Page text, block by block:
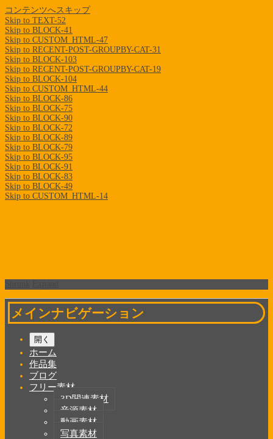
コンテンツへスキップ
Skip to TEXT-52
Skip to BLOCK-41
Skip to CUSTOM_HTML-47
Skip to RECENT-POST-GROUPBY-CAT-31
Skip to BLOCK-103
Skip to RECENT-POST-GROUPBY-CAT-19
Skip to BLOCK-104
Skip to CUSTOM_HTML-44
Skip to BLOCK-86
Skip to BLOCK-75
Skip to BLOCK-90
Skip to BLOCK-72
Skip to BLOCK-89
Skip to BLOCK-79
Skip to BLOCK-95
Skip to BLOCK-91
Skip to BLOCK-83
Skip to BLOCK-49
Skip to CUSTOM_HTML-14
メインナビゲーション
開く
ホーム
作品集
ブログ
フリー素材
3D関連素材
音源素材
動画素材
写真素材